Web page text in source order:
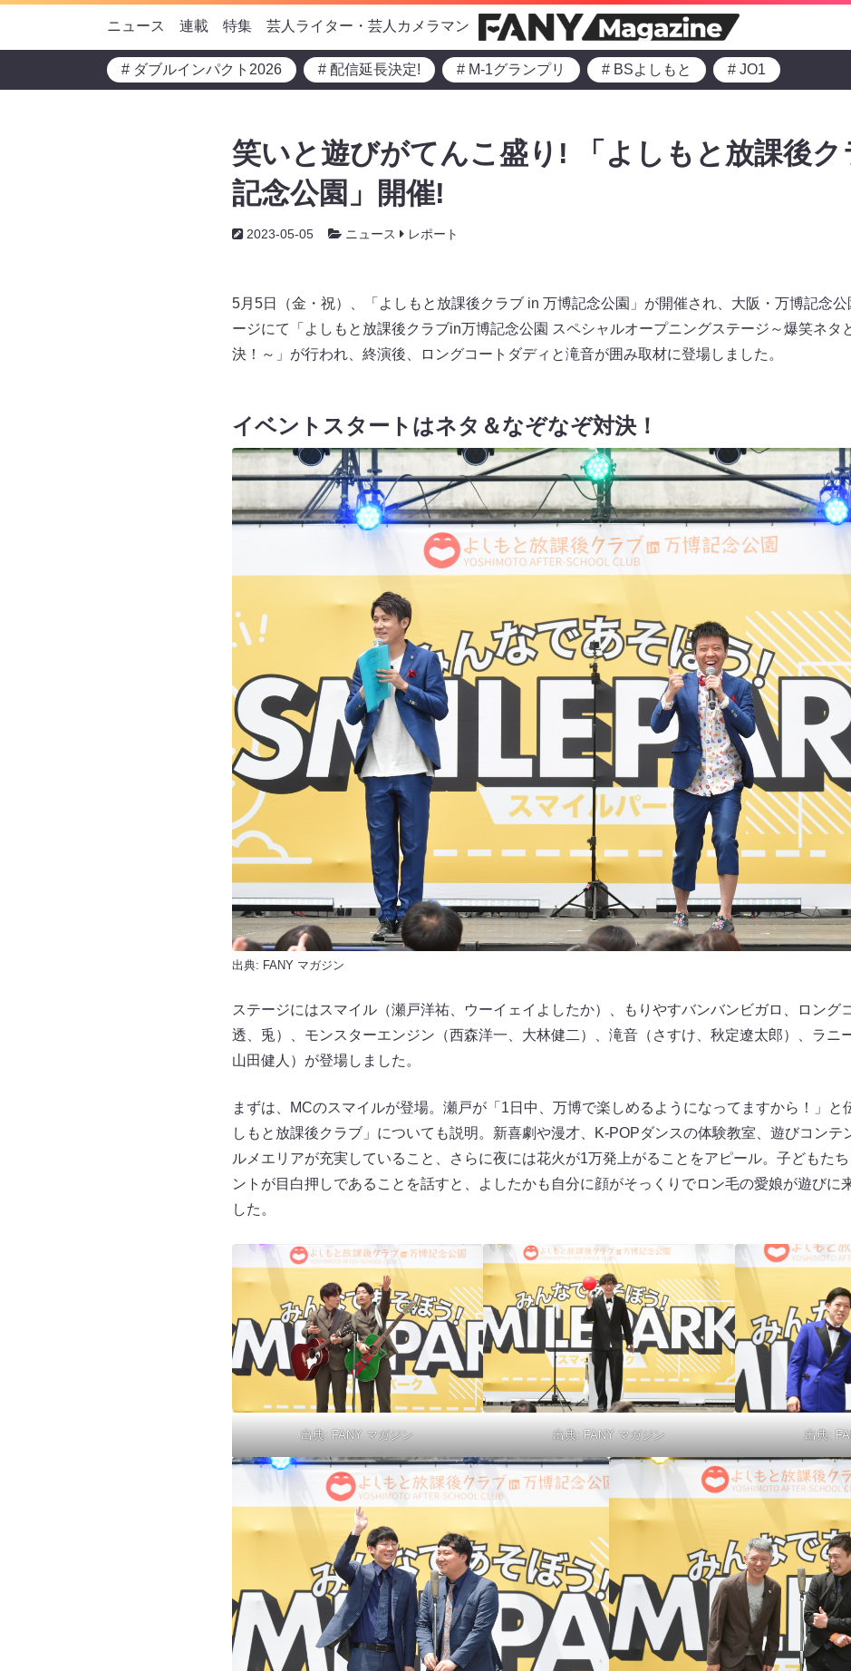
ニュース 連載 特集 芸人ライター・芸人カメラマン
# ダブルインパクト2026 # 配信延長決定! # M-1グランプリ # BSよしもと # JO1
笑いと遊びがてんこ盛り! 「よしもと放課後
記念公園」開催!
2023-05-05 ニュース レポート
5月5日（金・祝）、「よしもと放課後クラブ in 万博記念公園」が開催され、大阪・万博記念
ージにて「よしもと放課後クラブin万博記念公園 スペシャルオープニングステージ～爆笑ネタ
決！～」が行われ、終演後、ロングコートダディと滝音が囲み取材に登場しました。
イベントスタートはネタ＆なぞなぞ対決！
出典: FANY マガジン
ステージにはスマイル（瀬戸洋祐、ウーイェイよしたか）、もりやすバンバンビガロ、ロング
透、兎）、モンスターエンジン（西森洋一、大林健二）、滝音（さすけ、秋定遼太郎）、ラニ
山田健人）が登場しました。
まずは、MCのスマイルが登場。瀬戸が「1日中、万博で楽しめるようになってますから！」と
しもと放課後クラブ」についても説明。新喜劇や漫才、K-POPダンスの体験教室、遊びコンテ
ルメエリアが充実していること、さらに夜には花火が1万発上がることをアピール。子どもた
ントが目白押しであることを話すと、よしたかも自分に顔がそっくりでロン毛の愛娘が遊びに
した。
出典:FANY マガジン 出典: FANY マガジン 出典: